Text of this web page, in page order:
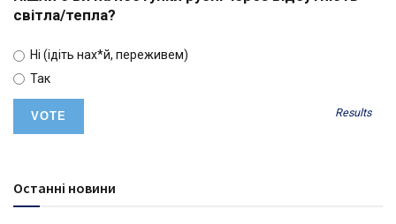
світла/тепла?
Ні (ідіть нах*й, переживем)
Так
Results
Останні новини